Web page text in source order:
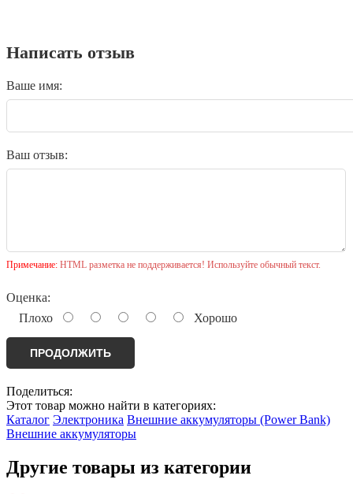
Написать отзыв
Ваше имя:
Ваш отзыв:
Примечание: HTML разметка не поддерживается! Используйте обычный текст.
Оценка:
Плохо
Хорошо
ПРОДОЛЖИТЬ
Поделиться:
Этот товар можно найти в категориях:
Каталог Электроника Внешние аккумуляторы (Power Bank)
Внешние аккумуляторы
Другие товары из категории